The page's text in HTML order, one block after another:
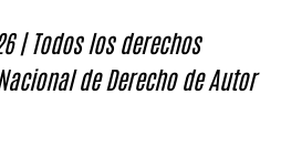
| Todos los derechos
de Derecho de Autor